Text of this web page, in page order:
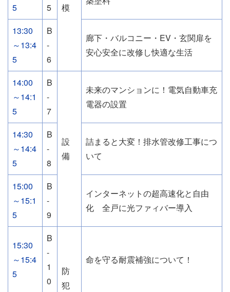
模
5
5
13:30
～13:4
5
B
-
6
廊下・バルコニー・EV・玄関扉を
安心安全に改修し快適な生活
14:00
～14:1
5
B
-
7
設
備
未来のマンションに！電気自動車充
電器の設置
14:30
～14:4
5
B
-
8
詰まると大変！排水管改修工事につ
いて
15:00
～15:1
5
B
-
9
インターネットの超高速化と自由
化 全戸に光ファィバー導入
15:30
～15:4
5
B
-
1
0
防
犯
命を守る耐震補強について！